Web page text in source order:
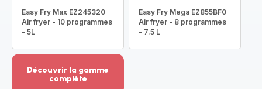
Easy Fry Max EZ245320
Air fryer - 10 programmes
- 5L
Easy Fry Mega EZ855BF0
Air fryer - 8 programmes
- 7.5 L
Découvrir la gamme
complète